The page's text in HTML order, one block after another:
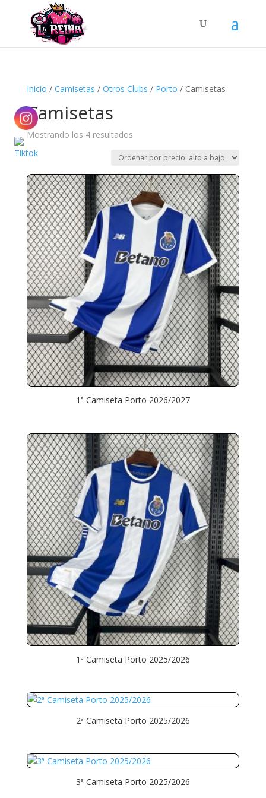
Búsqueda
productos
Inicio / Camisetas / Otros Clubs / Porto / Camisetas
Camisetas
Mostrando los 4 resultadosOrdenado
precio:
alto
a
bajo
1ª Camiseta Porto 2026/2027
1ª Camiseta Porto 2025/2026
2ª Camiseta Porto 2025/2026
3ª Camiseta Porto 2025/2026